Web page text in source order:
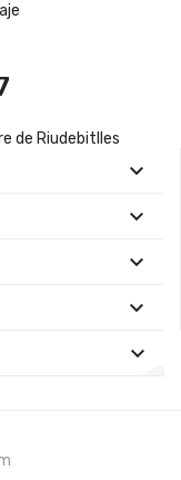
de Riudebitlles




